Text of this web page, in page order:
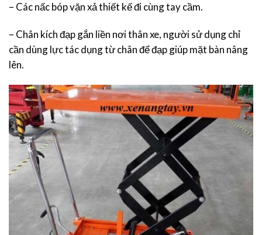
– Các nấc bóp vặn xả thiết kế đi cùng tay cầm.
– Chân kích đạp gắn liền nơi thân xe, người sử dụng chỉ
cần dùng lực tác dụng từ chân để đạp giúp mặt bàn nâng
lên.